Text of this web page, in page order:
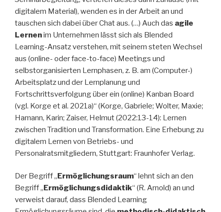
digitalem Material), wenden es in der Arbeit an und
tauschen sich dabei über Chat aus. (…) Auch das agile
Lernenim Unternehmen lässt sich als Blended
Learning-Ansatz verstehen, mit seinem steten Wechsel
aus (online- oder face-to-face) Meetings und
selbstorganisierten Lernphasen, z. B. am (Computer-)
Arbeitsplatz und der Lernplanung und
Fortschrittsverfolgung über ein (online) Kanban Board
(vgl. Korge et al. 2021a)“ (Korge, Gabriele; Wolter, Maxie;
Hamann, Karin; Zaiser, Helmut (2022:13-14): Lernen
zwischen Tradition und Transformation. Eine Erhebung zu
digitalem Lernen von Betriebs- und
Personalratsmitgliedern, Stuttgart: Fraunhofer Verlag.
Der Begriff „ Ermöglichungsraum“ lehnt sich an den
Begriff „ Ermöglichungsdidaktik“ (R. Arnold) an und
verweist darauf, dass Blended Learning